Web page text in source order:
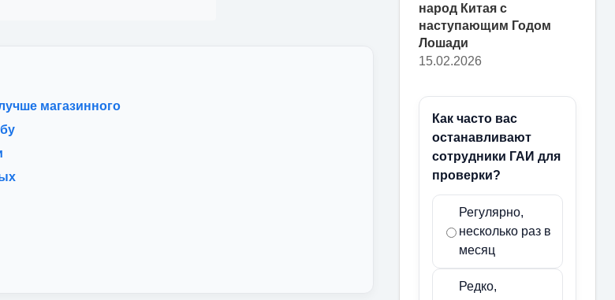
магазинного
народ Китая с
наступающим Годом
Лошади
15.02.2026
Как часто вас
останавливают
сотрудники ГАИ для
проверки?
Регулярно,
несколько раз в
месяц
Редко,